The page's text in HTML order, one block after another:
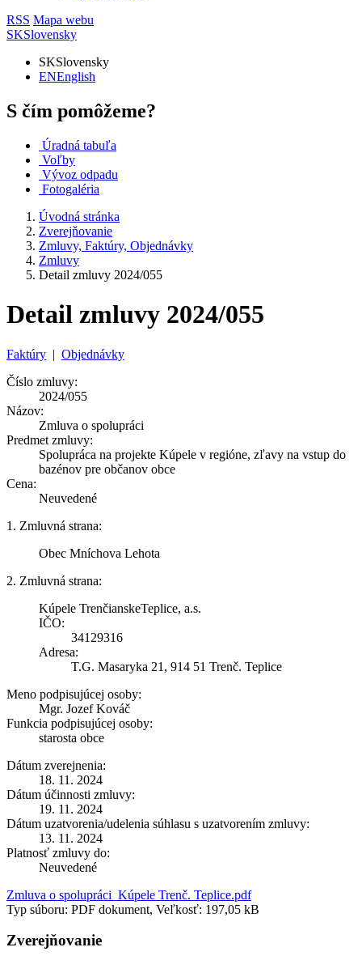
RSS Mapa webu
SKSlovensky
SKSlovensky
ENEnglish
S čím pomôžeme?
Úradná tabuľa
Voľby
Vývoz odpadu
Fotogaléria
Úvodná stránka
Zverejňovanie
Zmluvy, Faktúry, Objednávky
Zmluvy
Detail zmluvy 2024/055
Detail zmluvy 2024/055
Faktúry | Objednávky
Číslo zmluvy:
2024/055
Názov:
Zmluva o spolupráci
Predmet zmluvy:
Spolupráca na projekte Kúpele v regióne, zľavy na vstup do
bazénov pre občanov obce
Cena:
Neuvedené
1. Zmluvná strana:
Obec Mníchova Lehota
2. Zmluvná strana:
Kúpele TrenčianskeTeplice, a.s.
IČO:
34129316
Adresa:
T.G. Masaryka 21, 914 51 Trenč. Teplice
Meno podpisujúcej osoby:
Mgr. Jozef Kováč
Funkcia podpisujúcej osoby:
starosta obce
Dátum zverejnenia:
18. 11. 2024
Dátum účinnosti zmluvy:
19. 11. 2024
Dátum uzatvorenia/udelenia súhlasu s uzatvorením zmluvy:
13. 11. 2024
Platnosť zmluvy do:
Neuvedené
Zmluva o spolupráci_Kúpele Trenč. Teplice.pdf
Typ súboru: PDF dokument, Veľkosť: 197,05 kB
Zverejňovanie